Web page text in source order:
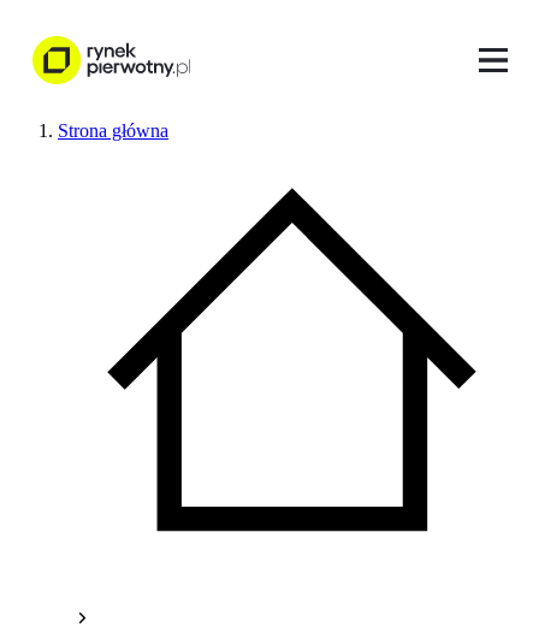
Strona główna